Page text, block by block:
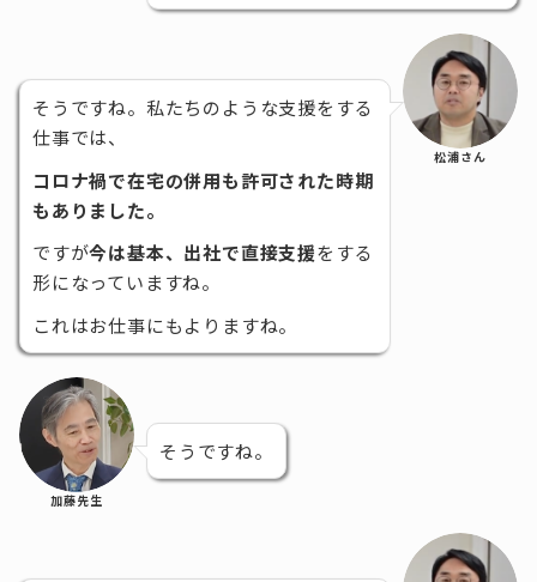
そうですね。私たちのような支援をする
仕事では、
コロナ禍で在宅の併用も許可された時期
もありました。
ですが今は基本、出社で直接支援をする
形になっていますね。
これはお仕事にもよりますね。
松浦さん
加藤先生
そうですね。